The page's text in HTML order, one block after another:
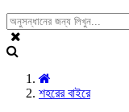
শহরের বাইরে